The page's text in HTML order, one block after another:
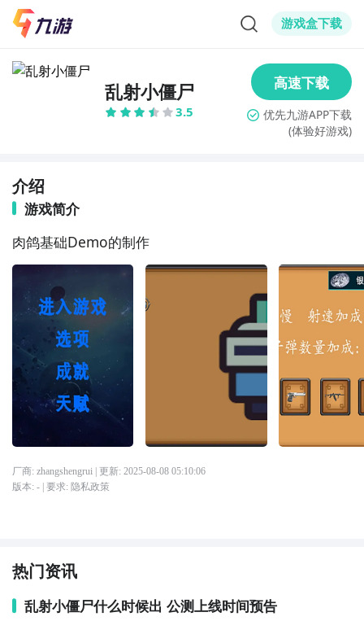
游戏盒下载
乱射小僵尸
3.5
(体验好游戏)
介绍
游戏简介
肉鸽基础Demo的制作
厂商: zhangshengrui | 更新: 2025-08-08 05:10:06
版本: -| 要求: 隐私政策
热门资讯
乱射小僵尸什么时候出 公测上线时间预告